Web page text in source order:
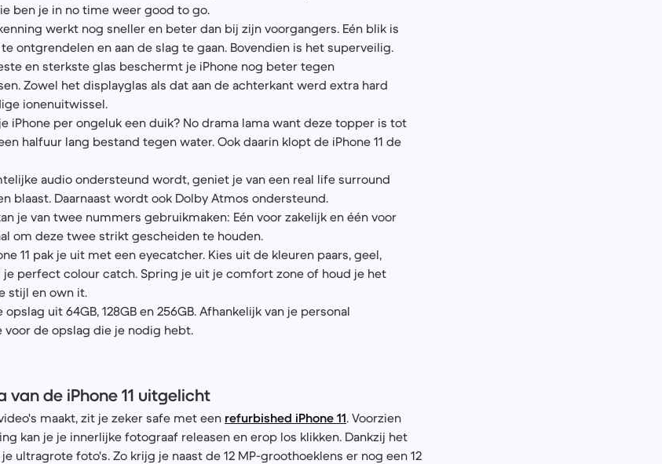
ben je in no time weer good to go.
werkt nog sneller en beter dan bij zijn voorgangers. Eén blik is
ontgrendelen en aan de slag te gaan. Bovendien is het superveilig.
en sterkste glas beschermt je iPhone nog beter tegen
Zowel het displayglas als dat aan de achterkant werd extra hard
ionenuitwissel.
iPhone per ongeluk een duik? No drama lama want deze topper is tot
halfuur lang bestand tegen water. Ook daarin klopt de iPhone 11 de
audio ondersteund wordt, geniet je van een real life surround
blaast. Daarnaast wordt ook Dolby Atmos ondersteund.
je van twee nummers gebruikmaken: Eén voor zakelijk en één voor
om deze twee strikt gescheiden te houden.
11 pak je uit met een eyecatcher. Kies uit de kleuren paars, geel,
perfect colour catch. Spring je uit je comfort zone of houd je het
stijl en own it.
opslag uit 64GB, 128GB en 256GB. Afhankelijk van je personal
voor de opslag die je nodig hebt.
van de iPhone 11 uitgelicht
maakt, zit je zeker safe met een refurbished iPhone 11. Voorzien
kan je je innerlijke fotograaf releasen en erop los klikken. Dankzij het
ultragrote foto's. Zo krijg je naast de 12 MP-groothoeklens er nog een 12